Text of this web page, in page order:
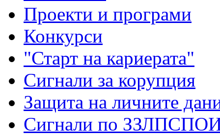
Проекти и програми
Конкурси
"Старт на кариерата"
Сигнали за корупция
Защита на личните
Сигнали по